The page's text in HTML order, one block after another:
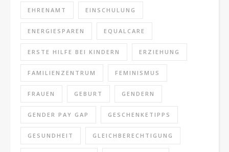
EHRENAMT EINSCHULUNG
ENERGIESPAREN EQUALCARE
ERSTE HILFE BEI KINDERN ERZIEHUNG
FAMILIENZENTRUM FEMINISMUS
FRAUEN GEBURT GENDERN
GENDER PAY GAP GESCHENKETIPPS
GESUNDHEIT GLEICHBERECHTIGUNG